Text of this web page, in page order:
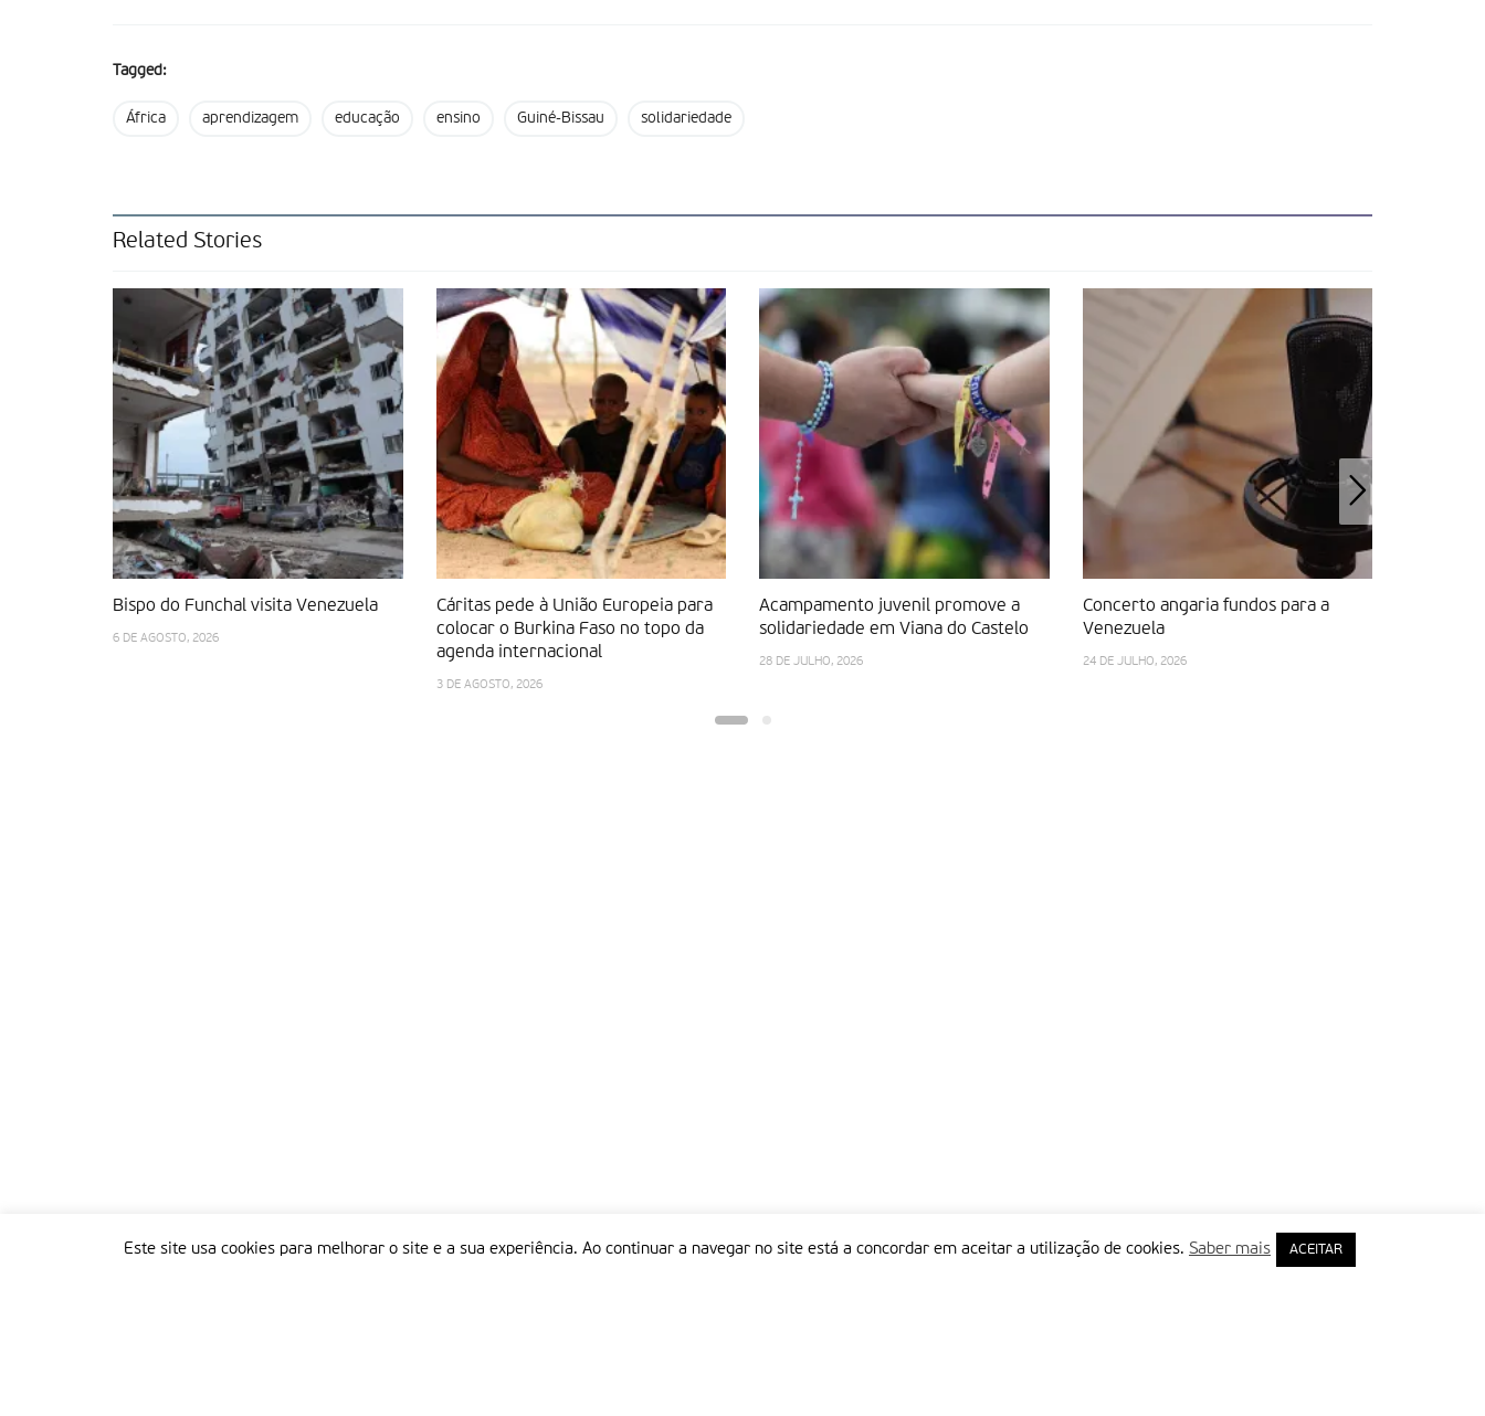
Tagged:
África aprendizagem educação ensino Guiné-Bissau solidariedade
Related Stories
Bispo do Funchal visita Venezuela
6 DE AGOSTO, 2026
Cáritas pede à União Europeia para
colocar o Burkina Faso no topo da
agenda internacional
3 DE AGOSTO, 2026
Acampamento juvenil promove a
solidariedade em Viana do Castelo
28 DE JULHO, 2026
Concerto angaria fundos para a
Venezuela
24 DE JULHO, 2026
Este site usa cookies para melhorar o site e a sua experiência. Ao continuar a navegar no site está a concordar em aceitar a utilização de cookies. Saber mais ACEITAR